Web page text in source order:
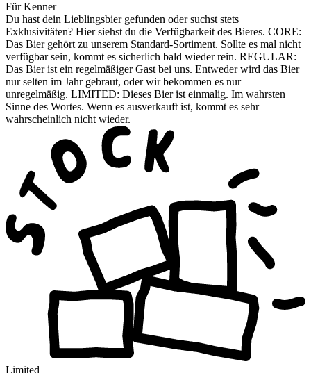
Für Kenner
Du hast dein Lieblingsbier gefunden oder suchst stets
Exklusivitäten? Hier siehst du die Verfügbarkeit des Bieres. CORE:
Das Bier gehört zu unserem Standard-Sortiment. Sollte es mal nicht
verfügbar sein, kommt es sicherlich bald wieder rein. REGULAR:
Das Bier ist ein regelmäßiger Gast bei uns. Entweder wird das Bier
nur selten im Jahr gebraut, oder wir bekommen es nur
unregelmäßig. LIMITED: Dieses Bier ist einmalig. Im wahrsten
Sinne des Wortes. Wenn es ausverkauft ist, kommt es sehr
wahrscheinlich nicht wieder.
Limited